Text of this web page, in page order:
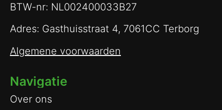
BTW-nr: NL002400033B27
Adres: Gasthuisstraat 4, 7061CC Terborg
Algemene voorwaarden
Navigatie
Over ons